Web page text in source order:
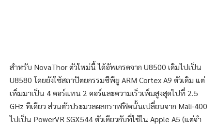
สำหรับ NovaThor ตัวใหม่นี้ ได้อัพเกรดจาก U8500 เดิมไปเป็น
U8580 โดยยังใช้สถาปัตยกรรมซีพียู ARM Cortex A9 ตัวเดิม แต่
เพิ่มมาเป็น 4 คอร์แทน 2 คอร์และความเร็วเพิ่มสูงสุดไปที่ 2.5
GHz ทีเดียว ส่วนตัวประมวลผลกราฟฟิคนั้นเปลี่ยนจาก Mali-400
ไปเป็น PowerVR SGX544 ตัวเดียวกับที่ใช้ใน Apple A5 (แต่จำ